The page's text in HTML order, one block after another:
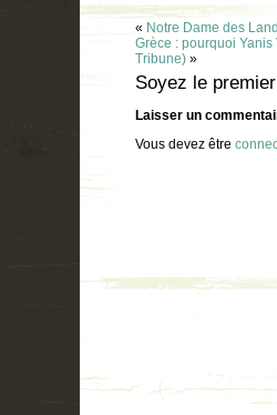
« Notre Dame des
Grèce : pourquoi
Tribune) »
Soyez le
Laisser un
Vous devez être